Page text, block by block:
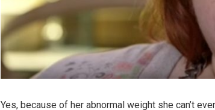
Yes, because of her abnormal weight she can’t